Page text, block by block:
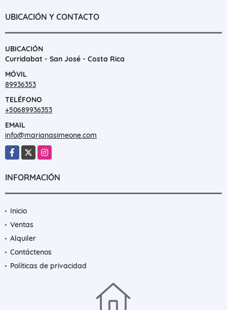
UBICACIÓN Y CONTACTO
UBICACIÓN
Curridabat - San José - Costa Rica
MÓVIL
89936353
TELÉFONO
+50689936353
EMAIL
info@marianasimeone.com
Facebook
X Instagram
INFORMACIÓN
Inicio
Ventas
Alquiler
Contáctenos
Políticas de privacidad